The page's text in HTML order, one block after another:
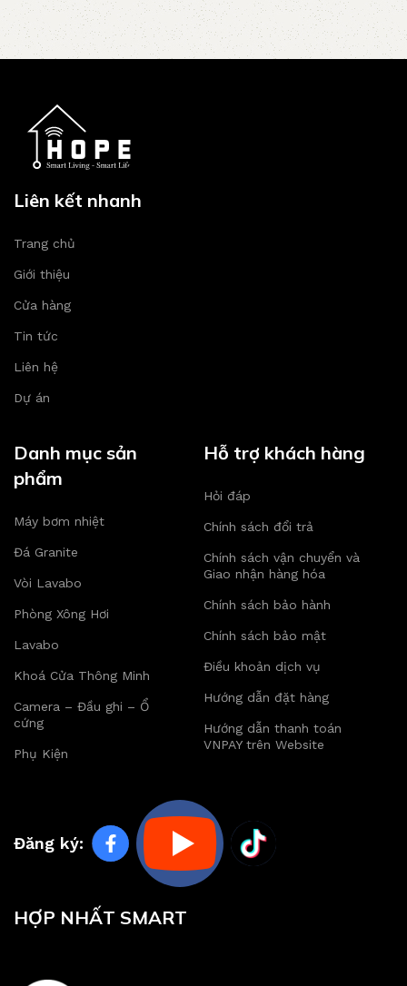
Liên kết nhanh
Trang chủ
Giới thiệu
Cửa hàng
Tin tức
Liên hệ
Dự án
Danh mục sản
phẩm
Máy bơm nhiệt
Đá Granite
Vòi Lavabo
Phòng Xông Hơi
Lavabo
Khoá Cửa Thông Minh
Camera – Đầu ghi – Ổ
cứng
Phụ Kiện
Hỗ trợ khách hàng
Hỏi đáp
Chính sách đổi trả
Chính sách vận chuyển và
Giao nhận hàng hóa
Chính sách bảo hành
Chính sách bảo mật
Điều khoản dịch vụ
Hướng dẫn đặt hàng
Hướng dẫn thanh toán
VNPAY trên Website
Đăng ký:
HỢP NHẤT SMART